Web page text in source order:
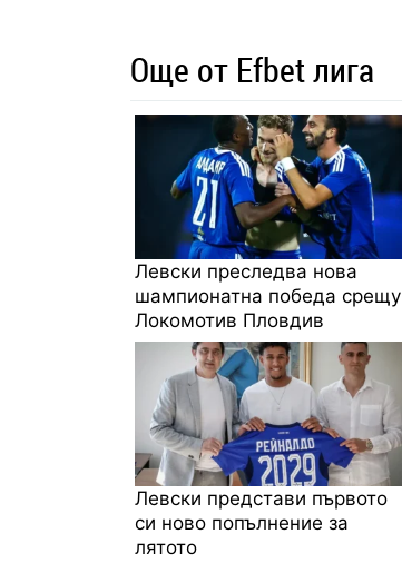
Още от Efbet лига
Левски преследва нова
шампионатна победа срещу
Локомотив Пловдив
Левски представи първото
си ново попълнение за
лятото